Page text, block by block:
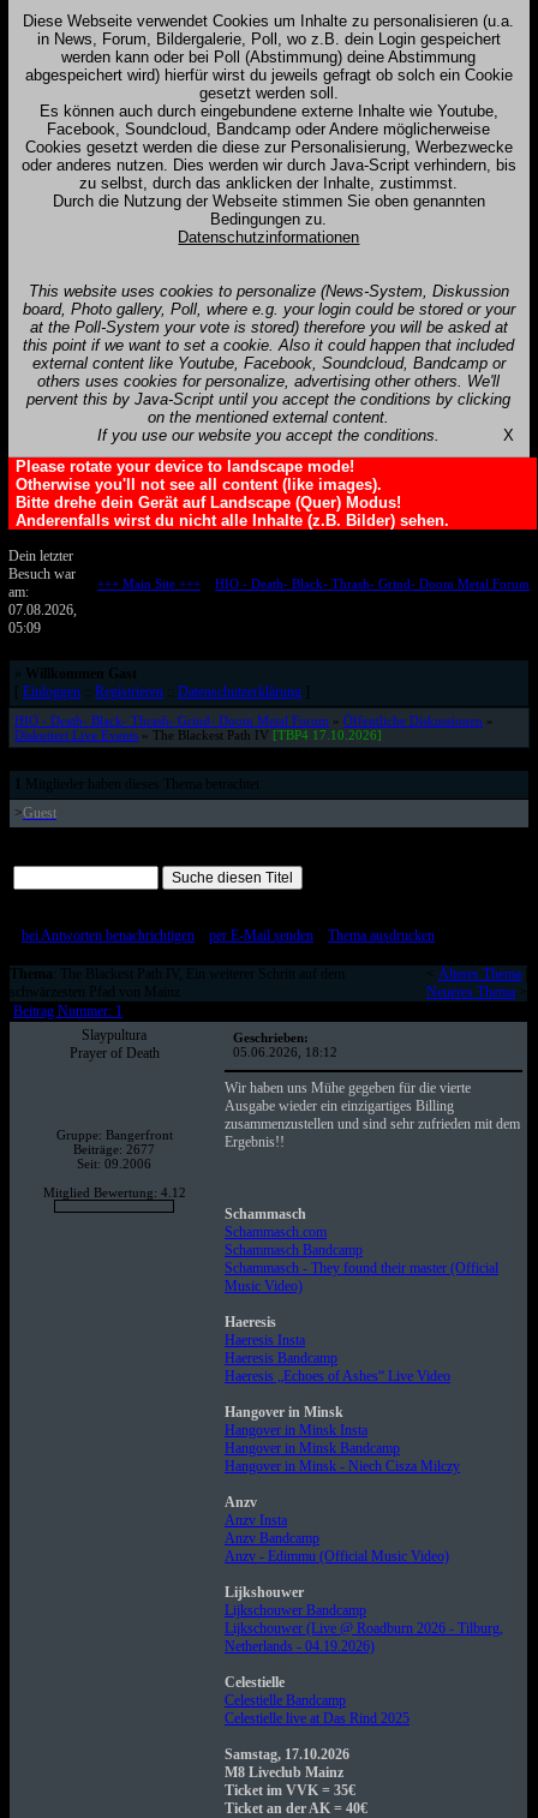
Diese Webseite verwendet Cookies um Inhalte zu personalisieren (u.a.
in News, Forum, Bildergalerie, Poll, wo z.B. dein Login gespeichert
werden kann oder bei Poll (Abstimmung) deine Abstimmung
abgespeichert wird) hierfür wirst du jeweils gefragt ob solch ein Cookie
gesetzt werden soll.
Es können auch durch eingebundene externe Inhalte wie Youtube,
Facebook, Soundcloud, Bandcamp oder Andere möglicherweise
Cookies gesetzt werden die diese zur Personalisierung, Werbezwecke
oder anderes nutzen. Dies werden wir durch Java-Script verhindern, bis
zu selbst, durch das anklicken der Inhalte, zustimmst.
Durch die Nutzung der Webseite stimmen Sie oben genannten
Bedingungen zu.
Datenschutzinformationen
This website uses cookies to personalize (News-System, Diskussion
board, Photo gallery, Poll, where e.g. your login could be stored or your
at the Poll-System your vote is stored) therefore you will be asked at
this point if we want to set a cookie. Also it could happen that included
external content like Youtube, Facebook, Soundcloud, Bandcamp or
others uses cookies for personalize, advertising other others. We'll
pervent this by Java-Script until you accept the conditions by clicking
on the mentioned external content.
If you use our website you accept the conditions.
X
Please rotate your device to landscape mode!
Otherwise you'll not see all content (like images).
Bitte drehe dein Gerät auf Landscape (Quer) Modus!
Anderenfalls wirst du nicht alle Inhalte (z.B. Bilder) sehen.
Dein letzter
Besuch war
am:
07.08.2026,
05:09
+++ Main Site +++:: HIO - Death- Black- Thrash- Grind- Doom Metal Forum
» Willkommen Gast
Einloggen:: Registrieren:: Datenschutzerklärung]
HIO - Death- Black- Thrash- Grind- Doom Metal Forum » Öffentliche Diskussionen »
Diskutiert Live Events» The Blackest Path IV [TBP4 17.10.2026]
Mitglieder haben dieses Thema betrachtet
>Guest
bei Antworten benachrichtigen:: per E-Mail senden:: Thema ausdrucken]
Thema : The Blackest Path IV, Ein weiterer Schritt auf dem
schwärzesten Pfad von Mainz
Älteres Thema|
Neueres Thema>
Beitrag Nummer: 1
Slaypultura
Prayer of Death
Gruppe: Bangerfront
Beiträge: 2677
Seit: 09.2006
Mitglied Bewertung: 4.12
Geschrieben:
05.06.2026, 18:12
Wir haben uns Mühe gegeben für die vierte
Ausgabe wieder ein einzigartiges Billing
zusammenzustellen und sind sehr zufrieden mit dem
Ergebnis!!
Schammasch
Schammasch.com
Schammasch Bandcamp
Schammasch - They found their master (Official
Music Video)
Haeresis
Haeresis Insta
Haeresis Bandcamp
Haeresis „Echoes of Ashes“ Live Video
Hangover in Minsk
Hangover in Minsk Insta
Hangover in Minsk Bandcamp
Hangover in Minsk - Niech Cisza Milczy
Anzv
Anzv Insta
Anzv Bandcamp
Anzv - Edimmu (Official Music Video)
Lijkshouwer
Lijkschouwer Bandcamp
Lijkschouwer (Live @ Roadburn 2026 - Tilburg,
Netherlands - 04.19.2026)
Celestielle
Celestielle Bandcamp
Celestielle live at Das Rind 2025
Samstag, 17.10.2026
M8 Liveclub Mainz
Ticket im VVK = 35€
Ticket an der AK = 40€